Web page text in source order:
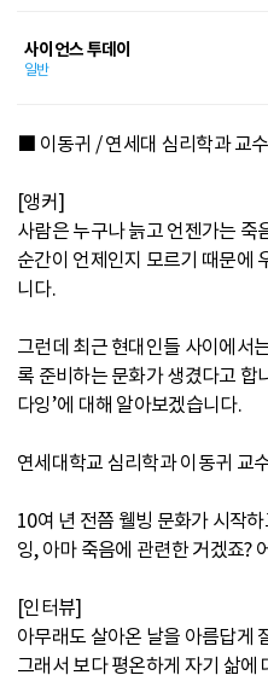
사이언스 투데이
일반
■ 이동귀 / 연세대 심리학과 교수
[앵커]
사람은 누구나 늙고 언젠가는 죽
순간이 언제인지 모르기 때문에
니다.
그런데 최근 현대인들 사이에서
록 준비하는 문화가 생겼다고 합
다잉’에 대해 알아보겠습니다.
연세대학교 심리학과 이동귀 교
10여 년 전쯤 웰빙 문화가 시작
잉, 아마 죽음에 관련한 거겠죠?
[인터뷰]
아무래도 살아온 날을 아름답게
그래서 보다 평온하게 자기 삶에